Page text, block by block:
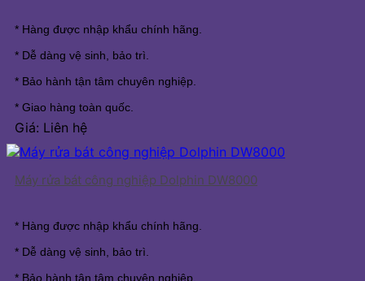
* Hàng được nhập khẩu chính hãng.
* Dễ dàng vệ sinh, bảo trì.
* Bảo hành tận tâm chuyên nghiệp.
* Giao hàng toàn quốc.
Giá: Liên hệ
Máy rửa bát công nghiệp Dolphin DW8000
* Hàng được nhập khẩu chính hãng.
* Dễ dàng vệ sinh, bảo trì.
* Bảo hành tận tâm chuyên nghiệp.